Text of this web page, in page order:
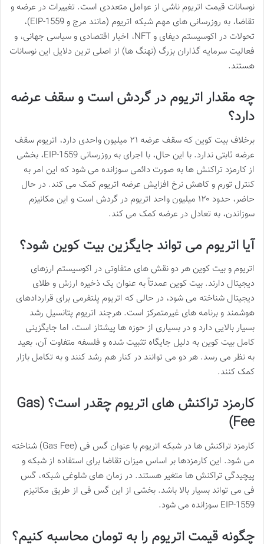
نوسانات قیمت اتریوم ناشی از عوامل متعددی است. تغییرات در عرضه و
تقاضا، به روزرسانی های مهم شبکه اتریوم (مانند مرج و EIP-1559)،
تحولات در اکوسیستم دیفای و NFT، اخبار اقتصادی و سیاسی جهانی، و
فعالیت سرمایه گذاران بزرگ (نهنگ ها) از اصلی ترین دلایل این نوسانات
هستند.
چه مقدار اتریوم در گردش است و سقف عرضه
دارد؟
برخلاف بیت کوین که سقف عرضه ۲۱ میلیون واحدی دارد، اتریوم سقف
عرضه ثابتی ندارد. با این حال، با اجرای به روزرسانی EIP-1559، بخشی
از کارمزد تراکنش ها به صورت دائمی سوزانده می شود که این امر به
کنترل تورم و کاهش نرخ افزایش عرضه اتریوم کمک می کند. در حال
حاضر، حدود ۱۲۰ میلیون واحد اتریوم در گردش است و این مکانیزم
سوزاندن، به تعادل در عرضه کمک می کند.
آیا اتریوم می تواند جایگزین بیت کوین شود؟
اتریوم و بیت کوین هر دو نقش های متفاوتی در اکوسیستم ارزهای
دیجیتال دارند. بیت کوین عمدتاً به عنوان یک ذخیره ارزش و طلای
دیجیتال شناخته می شود، در حالی که اتریوم پلتفرمی برای قراردادهای
هوشمند و برنامه های غیرمتمرکز است. هرچند اتریوم پتانسیل رشد
بسیار بالایی دارد و در بسیاری از حوزه ها پیشتاز است، اما جایگزینی
کامل بیت کوین به دلیل جایگاه تثبیت شده و فلسفه متفاوت آن، بعید
به نظر می رسد. هر دو می توانند در کنار هم رشد کنند و به تکامل بازار
کمک کنند.
کارمزد تراکنش های اتریوم چقدر است؟ (Gas
Fee)
کارمزد تراکنش ها در شبکه اتریوم با عنوان گس فی (Gas Fee) شناخته
می شود. این کارمزدها بر اساس میزان تقاضا برای استفاده از شبکه و
پیچیدگی تراکنش ها متغیر هستند. در زمان های شلوغی شبکه، گس
فی می تواند بسیار بالا باشد. بخشی از این گس فی از طریق مکانیزم
EIP-1559 سوزانده می شود.
چگونه قیمت اتریوم را به تومان محاسبه کنیم؟